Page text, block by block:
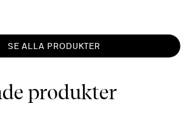
SE ALLA PRODUKTER
produkter